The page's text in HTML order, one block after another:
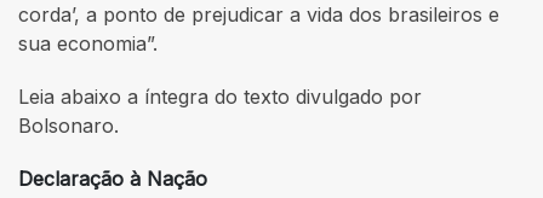
corda’, a ponto de prejudicar a vida dos brasileiros e
sua economia”.
Leia abaixo a íntegra do texto divulgado por
Bolsonaro.
Declaração à Nação